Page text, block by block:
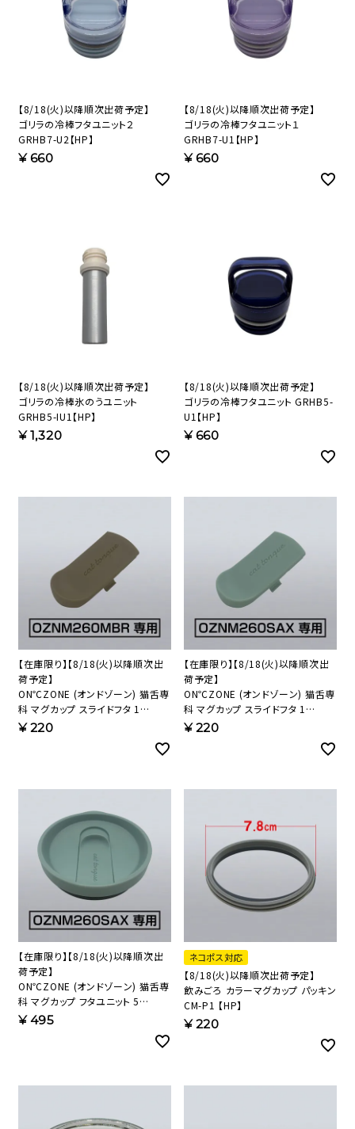
【8/18(火)以降順次出荷予定】
ゴリラの冷棒フタユニット２
GRHB7-U2【HP】
¥660
【8/18(火)以降順次出荷予定】
ゴリラの冷棒フタユニット１
GRHB7-U1【HP】
¥660
【8/18(火)以降順次出荷予定】
ゴリラの冷棒氷のうユニット
GRHB5-IU1【HP】
¥1,320
【8/18(火)以降順次出荷予定】
ゴリラの冷棒フタユニット GRHB5-
U1【HP】
¥660
【在庫限り】【8/18(火)以降順次出
荷予定】
ON℃ZONE (オンドゾーン) 猫舌専
科 マグカップ スライドフタ 1
CTMG-SF6 【HP】
¥220
【在庫限り】【8/18(火)以降順次出
荷予定】
ON℃ZONE (オンドゾーン) 猫舌専
科 マグカップ スライドフタ 1
CTMG-SF5 【HP】
¥220
【在庫限り】【8/18(火)以降順次出
荷予定】
ON℃ZONE (オンドゾーン) 猫舌専
科 マグカップ フタユニット 5
CTMG-F5 【HP】
¥495
ネコポス対応
【8/18(火)以降順次出荷予定】
飲みごろ カラーマグカップ パッキン
CM-P1 【HP】
¥220